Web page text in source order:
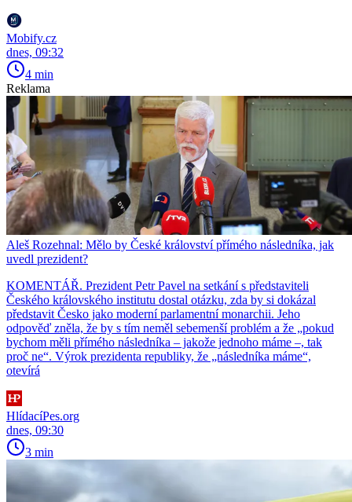
Mobify.cz
dnes, 09:32
4 min
Reklama
Aleš Rozehnal: Mělo by České království přímého následníka, jak
uvedl prezident?
KOMENTÁŘ. Prezident Petr Pavel na setkání s představiteli
Českého královského institutu dostal otázku, zda by si dokázal
představit Česko jako moderní parlamentní monarchii. Jeho
odpověď zněla, že by s tím neměl sebemenší problém a že „pokud
bychom měli přímého následníka – jakože jednoho máme –, tak
proč ne“. Výrok prezidenta republiky, že „následníka máme“,
otevírá
HlídacíPes.org
dnes, 09:30
3 min